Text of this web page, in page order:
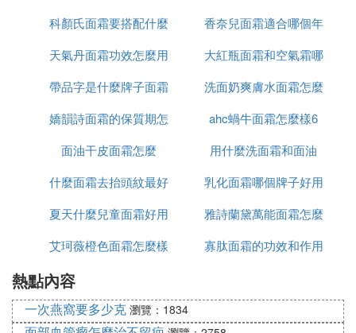
首先，貝親這個品牌的嬰兒面霜在排行榜10強中，適
合0到3歲的嬰兒，面霜中含有多種植物成分，讓寶寶
在使用時不會出現過敏不適的狀況，並有效幫助改善
寶寶來說是非常好用的。
其次，潤本這個品牌的嬰兒面霜在中國市場上一直深
受很多寶媽喜愛，嚴格的質量檢驗和天然的成分萃
取，媽媽在寶寶使用時可以快速的將最有效的成分輸
送到嬰兒肌膚中，有效舒緩寶寶乾燥的肌膚狀況，可
以讓寶寶嬌嫩的肌膚時時處於滋潤的狀態下，也是非
然後澳蘭黛兒童面霜可以說是一款品質極佳的嬰兒補
水保濕霜，選擇最優質牛奶蛋白質精華和小麥胚芽製
作而成，親膚效果非常好，在加上水潤的因子能有效
麼回事啊
科顏氏面霜要搭配什麼
用
香奈兒面霜適合哪個年
齡段
天氣丹面霜功效怎麼用
大紅瓶面霜和空氣霜哪
個好
帶品字是什麼牌子面霜
洗面奶爽膚水面霜怎麼
用法
嬌韻詩面霜的保質期怎
麼看
ahc蝸牛面霜怎麼樣6
面油干皮面霜怎麼
用什麼洗面霜和面油
什麼面霜去抬頭紋最好
乳化面霜哪個牌子好用
夏天什麼兒童面霜好用
雅詩蘭黛萬能面霜怎麼
是白色的
艾珂薇橙色面霜怎麼樣
寡肽面霜的功效和作用
熱點內容
一次燕窩要多少克 瀏覽：1834